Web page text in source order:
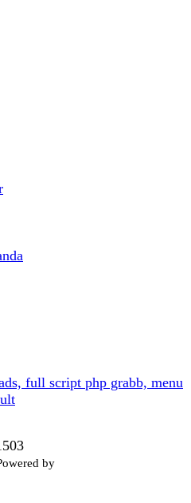
full script php grabb, menu
by